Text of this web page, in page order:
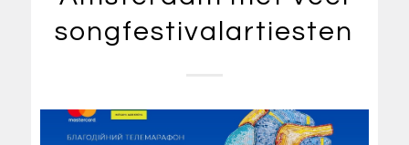
songfestivalartiesten